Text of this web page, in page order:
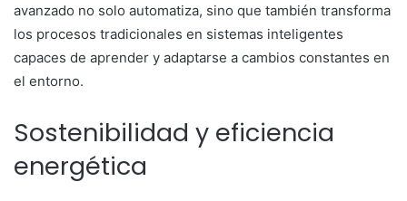
avanzado no solo automatiza, sino que también transforma
los procesos tradicionales en sistemas inteligentes
capaces de aprender y adaptarse a cambios constantes en
el entorno.
Sostenibilidad y eficiencia
energética